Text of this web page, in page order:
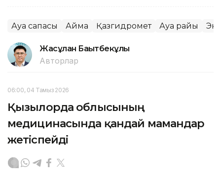
Ауа сапасы Аймақ Қазгидромет Ауа райы
Жасұлан Бақытбекұлы
Авторлар
06:00, 04 Тамыз 2026
Қызылорда облысының
медицинасында қандай мамандар
жетіспейді